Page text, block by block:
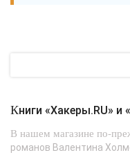
Книги «Хакеры.RU»
В нашем магазине по-
романов Валентина